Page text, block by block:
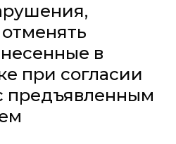
в
при согласии
предъявленным